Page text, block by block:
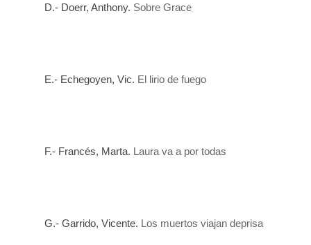
D.- Doerr, Anthony. Sobre Grace
E.- Echegoyen, Vic. El lirio de fuego
F.- Francés, Marta. Laura va a por todas
G.- Garrido, Vicente. Los muertos viajan deprisa